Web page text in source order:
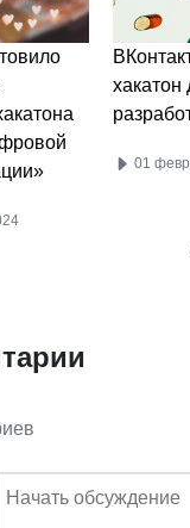
хакатон
01